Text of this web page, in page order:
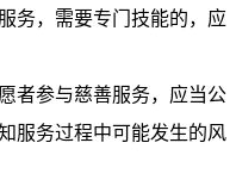
务，需要专门技能的，应
参与慈善服务，应当公
服务过程中可能发生的风